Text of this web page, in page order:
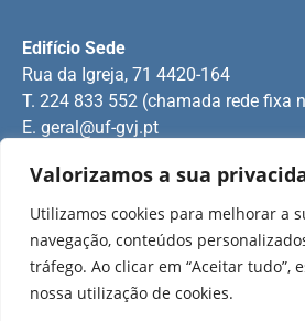
Valorizamos a sua
Utilizamos cookies para melhorar a
navegação, conteúdos
tráfego. Ao clicar em “Aceitar tudo”,
nossa utilização de cookies.
Rua Manuel Pinto Martins
T. 224 509 703 (chamada rede fixa
E.geral@uf-gvj.pt
Edifício Sede
Rua da Igreja, 71 4420-164
T. 224 833 552 (chamada rede fixa
E. geral@uf-gvj.pt